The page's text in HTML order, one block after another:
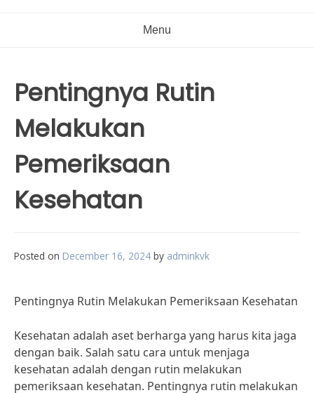
Menu
Pentingnya Rutin
Melakukan
Pemeriksaan
Kesehatan
Posted on December 16, 2024 by adminkvk
Pentingnya Rutin Melakukan Pemeriksaan Kesehatan
Kesehatan adalah aset berharga yang harus kita jaga
dengan baik. Salah satu cara untuk menjaga
kesehatan adalah dengan rutin melakukan
pemeriksaan kesehatan. Pentingnya rutin melakukan